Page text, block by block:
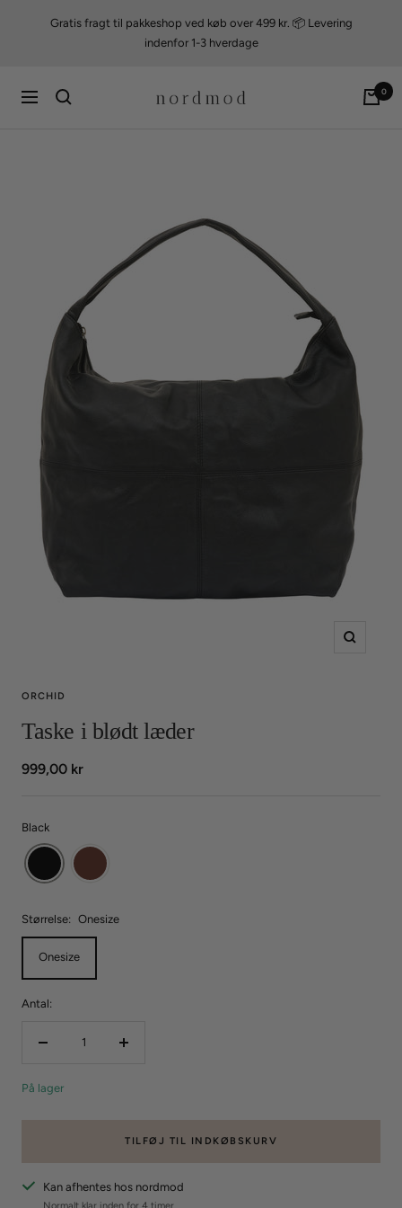
Gratis fragt til pakkeshop ved køb over 499 kr. 📦 Levering
indenfor 1-3 hverdage
Navigation nordmod 0
Zoom
ORCHID
Taske i blødt læder
Udsalgspris
999,00 kr
Black
Størrelse: Onesize
Onesize
Antal:
Reducer
Forøg
På lager
TILFØJ TIL INDKØBSKURV
Kan afhentes hos nordmod